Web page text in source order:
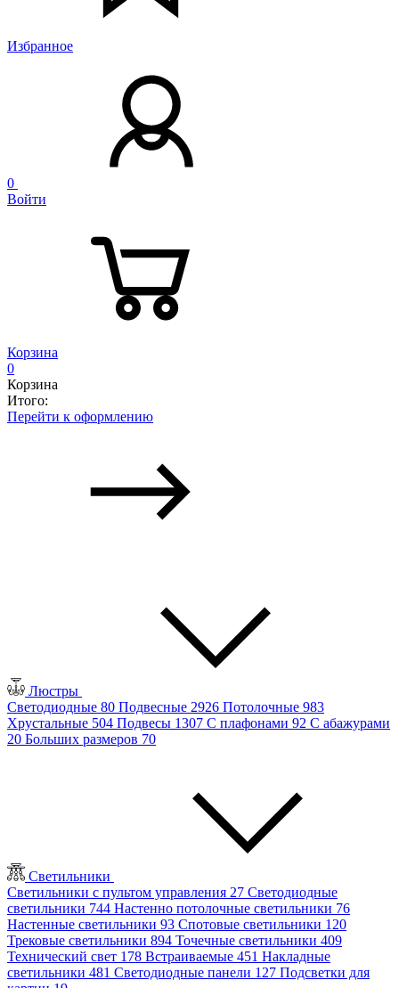
Избранное
0
Войти
Корзина
0
Корзина
Итого:
Перейти к оформлению
Люстры
Светодиодные 80 Подвесные 2926 Потолочные 983
Хрустальные 504 Подвесы 1307 С плафонами 92 С абажурами
20 Больших размеров 70
Светильники
Светильники с пультом управления 27 Светодиодные
светильники 744 Настенно потолочные светильники 76
Настенные светильники 93 Спотовые светильники 120
Трековые светильники 894 Точечные светильники 409
Технический свет 178 Встраиваемые 451 Накладные
светильники 481 Светодиодные панели 127 Подсветки для